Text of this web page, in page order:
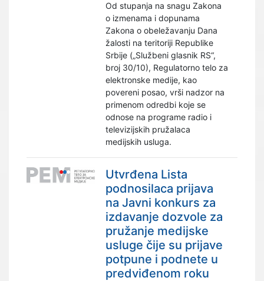
Od stupanja na snagu Zakona
o izmenama i dopunama
Zakona o obeležavanju Dana
žalosti na teritoriji Republike
Srbije („Službeni glasnik RS“,
broj 30/10), Regulatorno telo za
elektronske medije, kao
povereni posao, vrši nadzor na
primenom odredbi koje se
odnose na programe radio i
televizijskih pružalaca
medijskih usluga.
Utvrđena Lista
podnosilaca prijava
na Javni konkurs za
izdavanje dozvole za
pružanje medijske
usluge čije su prijave
potpune i podnete u
predviđenom roku